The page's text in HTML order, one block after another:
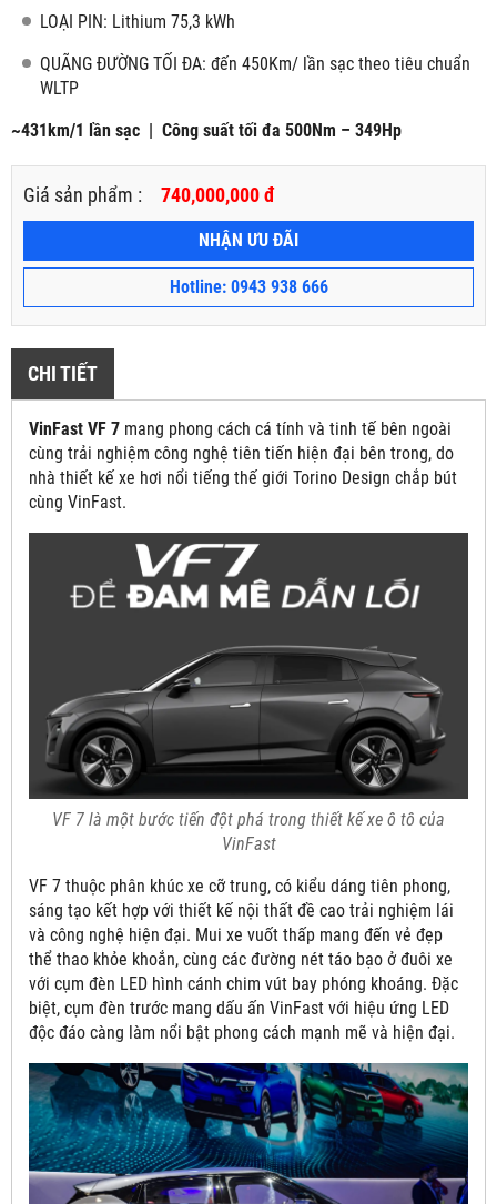
LOẠI PIN: Lithium 75,3 kWh
QUÃNG ĐƯỜNG TỐI ĐA: đến 450Km/ lần sạc theo tiêu chuẩn
WLTP
~431km/1 lần sạc | Công suất tối đa 500Nm – 349Hp
Giá sản phẩm : 740,000,000 đ
NHẬN ƯU ĐÃI
Hotline: 0943 938 666
CHI TIẾT
VinFast VF 7 mang phong cách cá tính và tinh tế bên ngoài
cùng trải nghiệm công nghệ tiên tiến hiện đại bên trong, do
nhà thiết kế xe hơi nổi tiếng thế giới Torino Design chắp bút
cùng VinFast.
VF 7 là một bước tiến đột phá trong thiết kế xe ô tô của
VinFast
VF 7 thuộc phân khúc xe cỡ trung, có kiểu dáng tiên phong,
sáng tạo kết hợp với thiết kế nội thất đề cao trải nghiệm lái
và công nghệ hiện đại. Mui xe vuốt thấp mang đến vẻ đẹp
thể thao khỏe khoắn, cùng các đường nét táo bạo ở đuôi xe
với cụm đèn LED hình cánh chim vút bay phóng khoáng. Đặc
biệt, cụm đèn trước mang dấu ấn VinFast với hiệu ứng LED
độc đáo càng làm nổi bật phong cách mạnh mẽ và hiện đại.